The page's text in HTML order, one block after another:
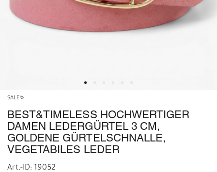
SALE%
BEST&TIMELESS HOCHWERTIGER
DAMEN LEDERGÜRTEL 3 CM,
GOLDENE GÜRTELSCHNALLE,
VEGETABILES LEDER
Art.-ID: 19052